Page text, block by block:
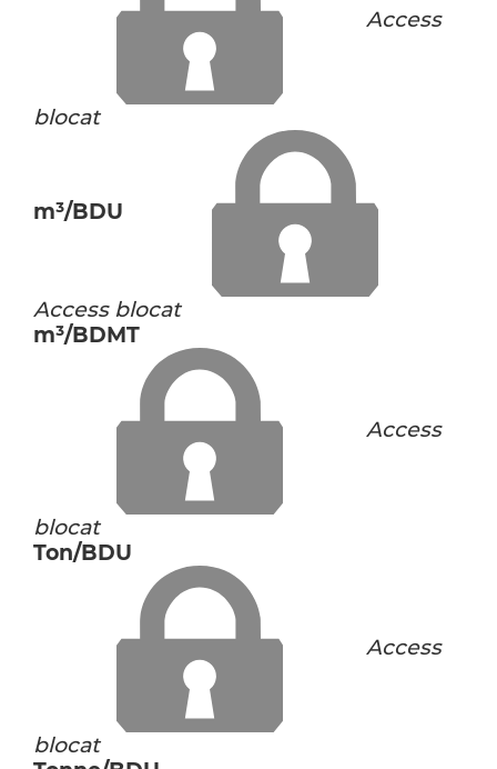
Access
blocat
m³/BDU
Access blocat
m³/BDMT
Access
blocat
Ton/BDU
Access
blocat